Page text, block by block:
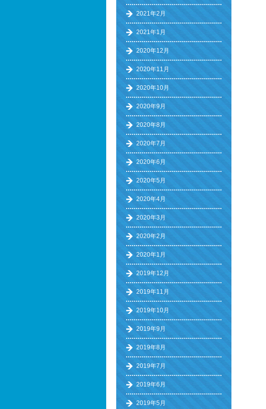
2021年2月
2021年1月
2020年12月
2020年11月
2020年10月
2020年9月
2020年8月
2020年7月
2020年6月
2020年5月
2020年4月
2020年3月
2020年2月
2020年1月
2019年12月
2019年11月
2019年10月
2019年9月
2019年8月
2019年7月
2019年6月
2019年5月